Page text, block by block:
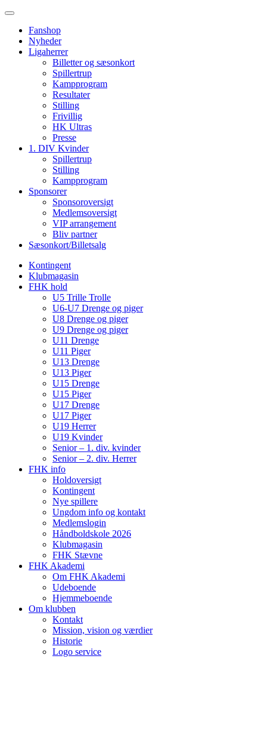
Fanshop
Nyheder
Ligaherrer
Billetter og sæsonkort
Spillertrup
Kampprogram
Resultater
Stilling
Frivillig
HK Ultras
Presse
1. DIV Kvinder
Spillertrup
Stilling
Kampprogram
Sponsorer
Sponsoroversigt
Medlemsoversigt
VIP arrangement
Bliv partner
Sæsonkort/Billetsalg
Kontingent
Klubmagasin
FHK hold
U5 Trille Trolle
U6-U7 Drenge og piger
U8 Drenge og piger
U9 Drenge og piger
U11 Drenge
U11 Piger
U13 Drenge
U13 Piger
U15 Drenge
U15 Piger
U17 Drenge
U17 Piger
U19 Herrer
U19 Kvinder
Senior – 1. div. kvinder
Senior – 2. div. Herrer
FHK info
Holdoversigt
Kontingent
Nye spillere
Ungdom info og kontakt
Medlemslogin
Håndboldskole 2026
Klubmagasin
FHK Stævne
FHK Akademi
Om FHK Akademi
Udeboende
Hjemmeboende
Om klubben
Kontakt
Mission, vision og værdier
Historie
Logo service